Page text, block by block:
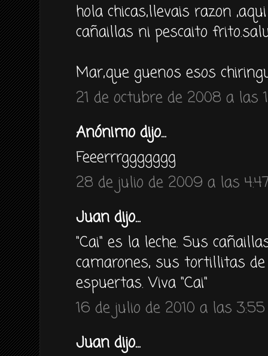
hola chicas,llevais razon
cañaillas ni pescaito
Mar,que guenos esos
21 de octubre de 2008 a las
Anónimo dijo...
Feeerrrggggggg
28 de julio de 2009 a las
Juan dijo...
"Cai" es la leche. Sus
camarones, sus tortillitas
espuertas. Viva "Cai"
16 de julio de 2010 a las 3:55
Juan dijo...